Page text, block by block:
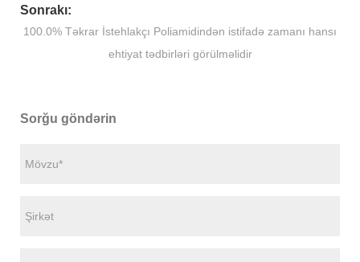
Sonrakı:
100.0% Təkrar İstehlakçı Poliamidindən istifadə zamanı hansı
ehtiyat tədbirləri görülməlidir
Sorğu göndərin